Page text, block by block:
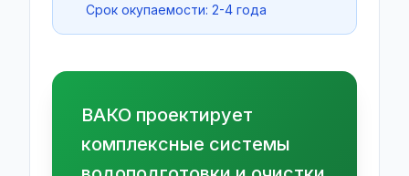
Срок окупаемости: 2-4 года
ВАКО проектирует
комплексные системы